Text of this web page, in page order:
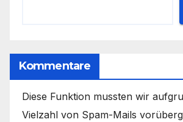
Kommentare
Diese Funktion mussten wir
Vielzahl von Spam-Mails